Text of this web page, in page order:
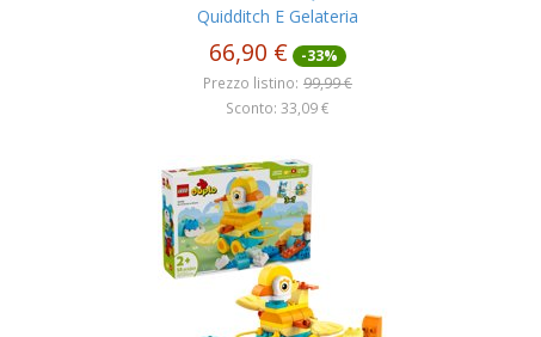
Quidditch E Gelateria
66,90 € -33%
Prezzo listino: 99,99 €
Sconto: 33,09 €